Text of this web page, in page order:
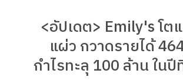
<อัปเดต> Emily's โต
แผ่ว กวาดรายได้
กำไรทะลุ 100 ล้าน ใน